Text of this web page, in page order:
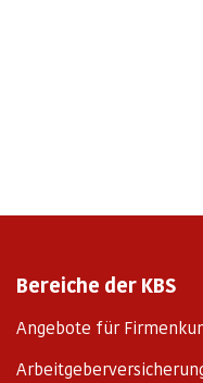
Bereiche der KBS
Angebote für